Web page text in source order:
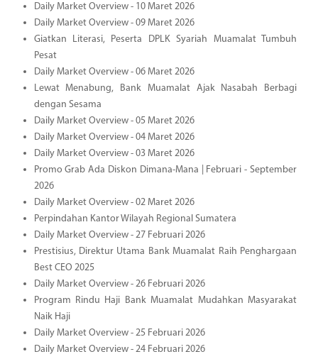
Daily Market Overview - 10 Maret 2026
Daily Market Overview - 09 Maret 2026
Giatkan Literasi, Peserta DPLK Syariah Muamalat Tumbuh
Pesat
Daily Market Overview - 06 Maret 2026
Lewat Menabung, Bank Muamalat Ajak Nasabah Berbagi
dengan Sesama
Daily Market Overview - 05 Maret 2026
Daily Market Overview - 04 Maret 2026
Daily Market Overview - 03 Maret 2026
Promo Grab Ada Diskon Dimana-Mana | Februari - September
2026
Daily Market Overview - 02 Maret 2026
Perpindahan Kantor Wilayah Regional Sumatera
Daily Market Overview - 27 Februari 2026
Prestisius, Direktur Utama Bank Muamalat Raih Penghargaan
Best CEO 2025
Daily Market Overview - 26 Februari 2026
Program Rindu Haji Bank Muamalat Mudahkan Masyarakat
Naik Haji
Daily Market Overview - 25 Februari 2026
Daily Market Overview - 24 Februari 2026